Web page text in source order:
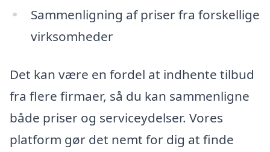
Sammenligning af priser fra forskellige
virksomheder
Det kan være en fordel at indhente tilbud
fra flere firmaer, så du kan sammenligne
både priser og serviceydelser. Vores
platform gør det nemt for dig at finde